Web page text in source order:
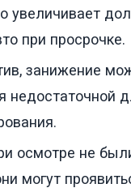
при просрочке.
занижение
недостаточной
осмотре не
могут